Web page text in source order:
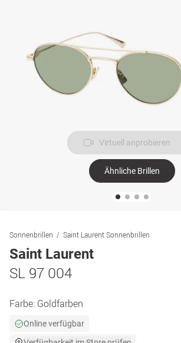
Virtuell anprobieren
Ähnliche Brillen
Sonnenbrillen Saint Laurent Sonnenbrillen
Saint Laurent
SL 97 004
Farbe: Goldfarben
Online verfügbar